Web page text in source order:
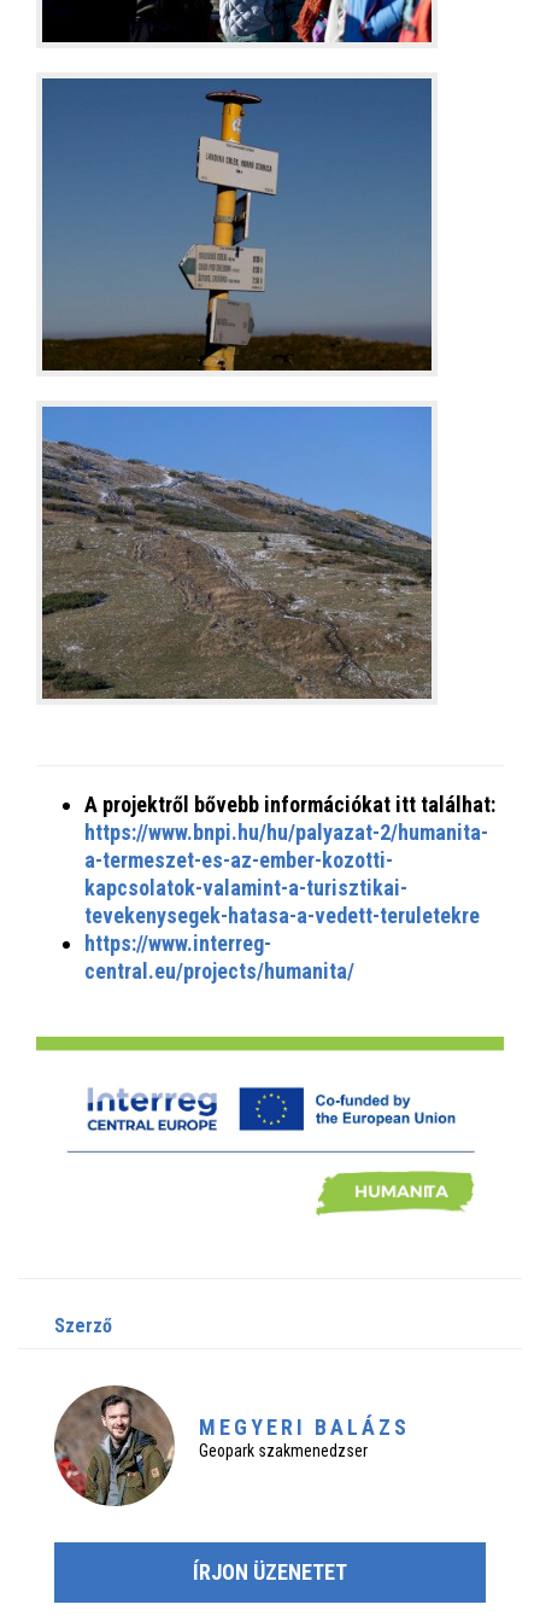
A projektről bővebb információkat itt találhat:
https://www.bnpi.hu/hu/palyazat-2/humanita-
a-termeszet-es-az-ember-kozotti-
kapcsolatok-valamint-a-turisztikai-
tevekenysegek-hatasa-a-vedett-teruletekre
https://www.interreg-
central.eu/projects/humanita/
szerző
MEGYERI BALÁZS
Geopark szakmenedzser
ÍRJON ÜZENETET